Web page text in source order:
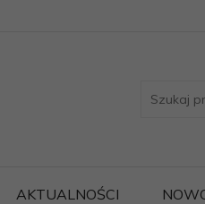
AKTUALNOŚCI